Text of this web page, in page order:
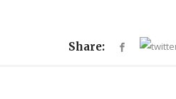
Share: